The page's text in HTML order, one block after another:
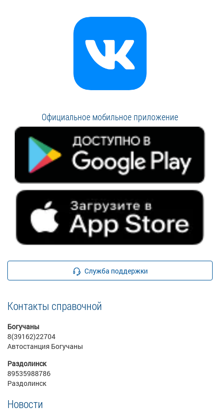
Официальное мобильное приложение
Служба поддержки
Контакты справочной
Богучаны
8(39162)22704
Автостанция Богучаны
Раздолинск
89535988786
Раздолинск
Новости